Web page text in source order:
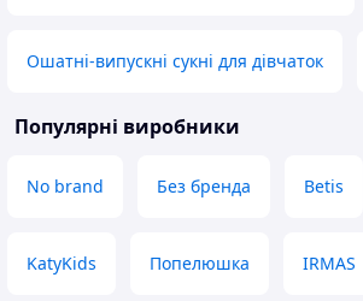
Ошатні-випускні сукні для дівчаток
Популярні виробники
No brand Без бренда Betis
KatyKids Попелюшка IRMAS